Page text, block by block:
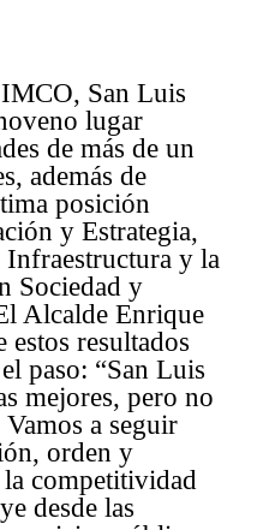
San Luis
lugar
de más de un
además de
posición
y Estrategia,
y la
Sociedad y
Alcalde Enrique
estos resultados
paso: “San Luis
mejores, pero no
a seguir
orden y
competitividad
desde las